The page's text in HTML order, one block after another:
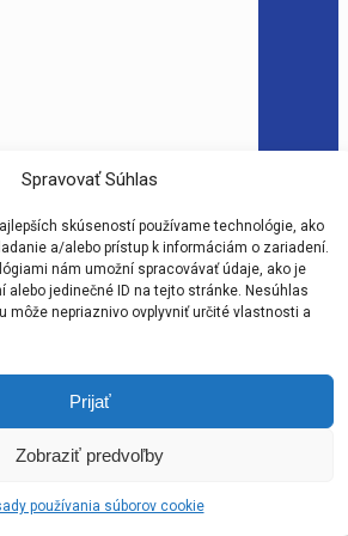
Spravovať Súhlas
skúseností používame technológie, ako
a/alebo prístup k informáciám o zariadení.
nám umožní spracovávať údaje, ako je
alebo jedinečné ID na tejto stránke. Nesúhlas
môže nepriaznivo ovplyvniť určité vlastnosti a
Prijať
Zobraziť predvoľby
používania súborov cookie